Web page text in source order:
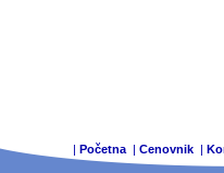
| Početna | Cenovnik |